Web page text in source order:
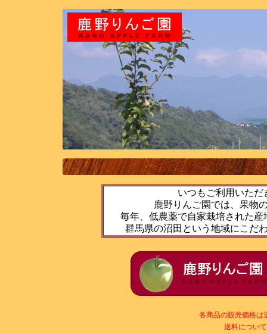
いつもご利用いた
鹿野りんご園では、果物
毎年、低農薬で自家栽培された
群馬県の沼田という地域にこだ
各商品の販売価格は
送料につい